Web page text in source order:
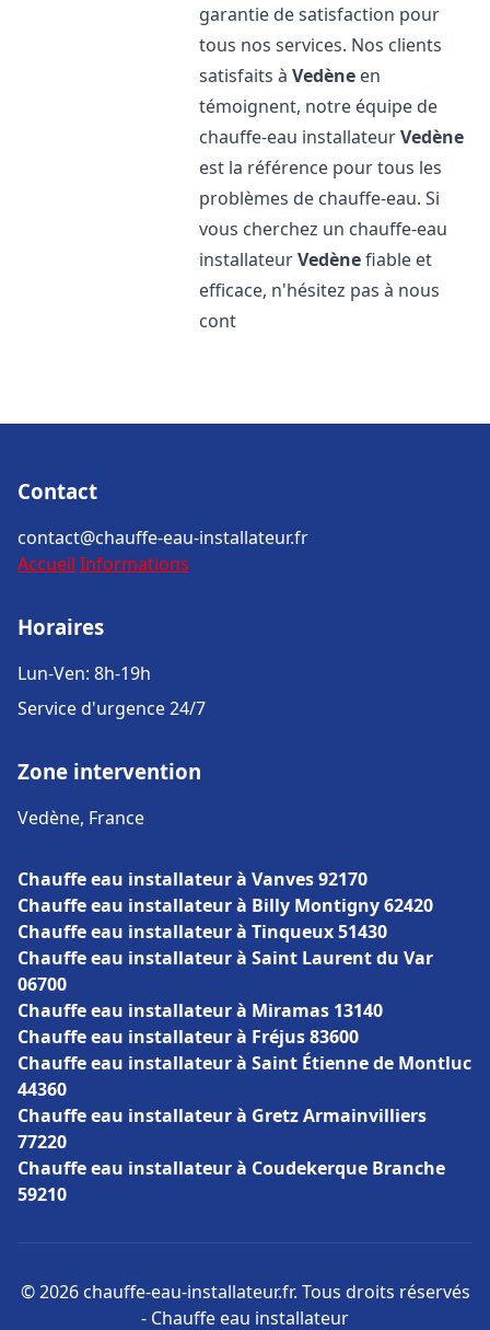
garantie de satisfaction pour
tous nos services. Nos clients
satisfaits àVedène en
témoignent, notre équipe de
chauffe-eau installateurVedène
est la référence pour tous les
problèmes de chauffe-eau. Si
vous cherchez un chauffe-eau
installateurVedènefiable et
efficace, n'hésitez pas à nous
cont
Contact
contact@chauffe-eau-installateur.fr
Accueil Informations
Horaires
Lun-Ven: 8h-19h
Service d'urgence 24/7
Zone intervention
Vedène, France
Chauffe eau installateur à Vanves 92170
Chauffe eau installateur à Billy Montigny 62420
Chauffe eau installateur à Tinqueux 51430
Chauffe eau installateur à Saint Laurent du Var
06700
Chauffe eau installateur à Miramas 13140
Chauffe eau installateur à Fréjus 83600
Chauffe eau installateur à Saint Étienne de Montluc
44360
Chauffe eau installateur à Gretz Armainvilliers
77220
Chauffe eau installateur à Coudekerque Branche
59210
© 2026 chauffe-eau-installateur.fr. Tous droits réservés
- Chauffe eau installateur